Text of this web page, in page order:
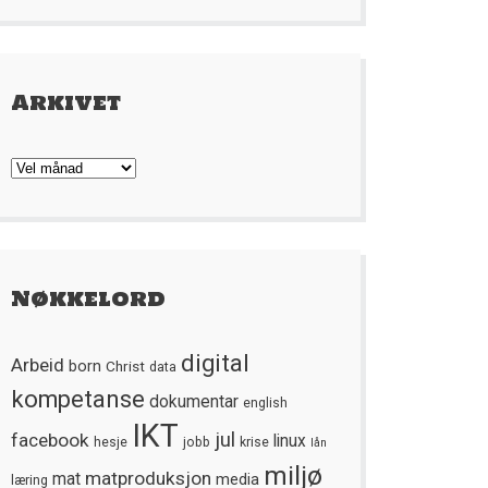
Arkivet
Arkivet
Nøkkelord
Arbeid born Christ data digital
kompetanse dokumentar english
facebook hesje IKT jobb jul krise linux lån
læring mat matproduksjon media miljø